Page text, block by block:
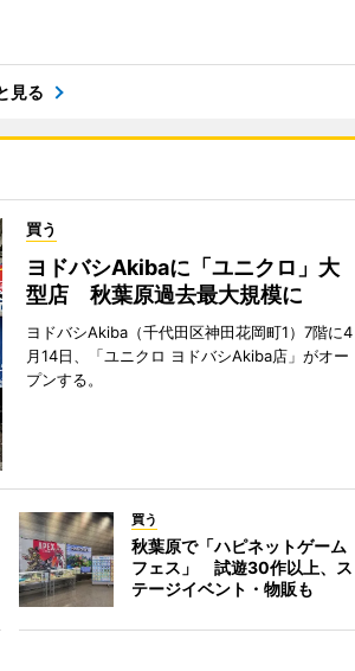
見る
買う
ヨドバシAkibaに「ユニクロ」大
型店 秋葉原過去最大規模に
ヨドバシAkiba（千代田区神田花岡町1）7階に4
月14日、「ユニクロ ヨドバシAkiba店」がオー
プンする。
買う
秋葉原で「ハピネットゲーム
フェス」 試遊30作以上、ス
テージイベント・物販も